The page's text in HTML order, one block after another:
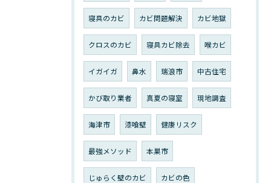
寝具のカビ カビ問題解決 カビ地獄
クロスのカビ 寝具カビ除去 喉カビ
イガイガ 鼻水 瑞浪市 中古住宅
かび取り業者 真夏の寝室 現地調査
海津市 漆喰壁 健康リスク
最強メソッド 本巣市
じゅらく壁のカビ カビの色